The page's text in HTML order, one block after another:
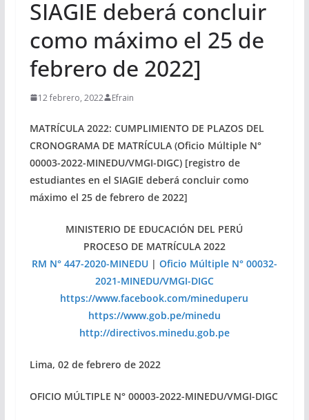
SIAGIE deberá concluir
como máximo el 25 de
febrero de 2022]
12 febrero, 2022 Efrain
MATRÍCULA 2022: CUMPLIMIENTO DE PLAZOS DEL
CRONOGRAMA DE MATRÍCULA (Oficio Múltiple N°
00003-2022-MINEDU/VMGI-DIGC) [registro de
estudiantes en el SIAGIE deberá concluir como
máximo el 25 de febrero de 2022]
MINISTERIO DE EDUCACIÓN DEL PERÚ
PROCESO DE MATRÍCULA 2022
RM N° 447-2020-MINEDU| Oficio Múltiple N° 00032-
2021-MINEDU/VMGI-DIGC
https://www.facebook.com/mineduperu
https://www.gob.pe/minedu
http://directivos.minedu.gob.pe
Lima, 02 de febrero de 2022
OFICIO MÚLTIPLE N° 00003-2022-MINEDU/VMGI-DIGC